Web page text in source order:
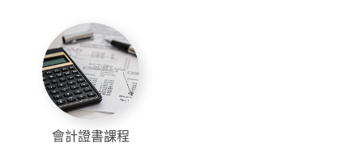
會計證書課程